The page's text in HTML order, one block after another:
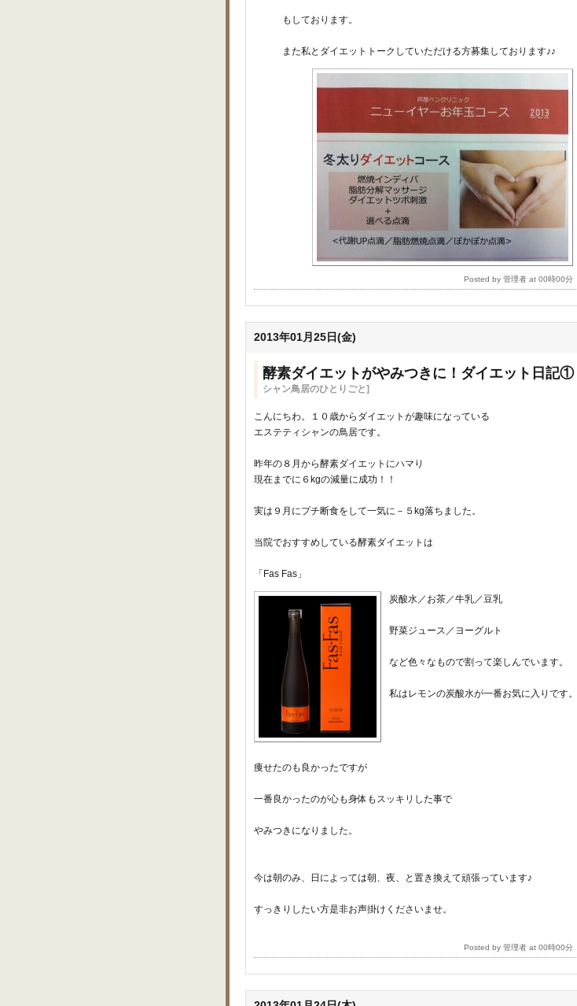
もしております。
また私とダイエットトークしていただける方募集しております♪♪
Posted by 管理者 at 00時00分
2013年01月25日(金)
酵素ダイエットがやみつきに！ダイエット日記①
シャン鳥居のひとりごと]
こんにちわ。１０歳からダイエットが趣味になっている
エステティシャンの鳥居です。
昨年の８月から酵素ダイエットにハマり
現在までに６kgの減量に成功！！
実は９月にプチ断食をして一気に－５kg落ちました。
当院でおすすめしている酵素ダイエットは
「Fas Fas」
炭酸水／お茶／牛乳／豆乳
野菜ジュース／ヨーグルト
など色々なもので割って楽しんでいます。
私はレモンの炭酸水が一番お気に入りです。
痩せたのも良かったですが
一番良かったのが心も身体もスッキリした事で
やみつきになりました。
今は朝のみ、日によっては朝、夜、と置き換えて頑張っています♪
すっきりしたい方是非お声掛けくださいませ。
Posted by 管理者 at 00時00分